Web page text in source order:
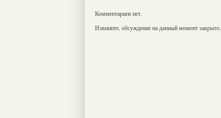
Комментариев нет.
Извините, обсуждение на данный момент закрыто.